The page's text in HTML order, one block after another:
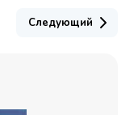
Следующий